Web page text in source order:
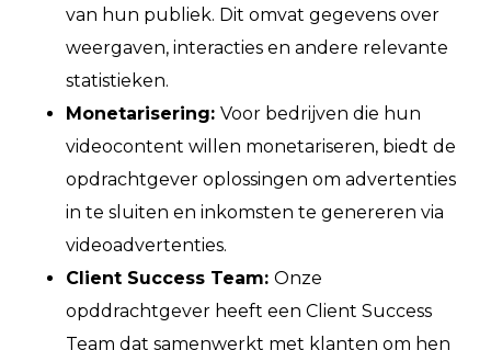
van hun publiek. Dit omvat gegevens over
weergaven, interacties en andere relevante
statistieken.
Monetarisering: Voor bedrijven die hun
videocontent willen monetariseren, biedt de
opdrachtgever oplossingen om advertenties
in te sluiten en inkomsten te genereren via
videoadvertenties.
Client Success Team: Onze
opddrachtgever heeft een Client Success
Team dat samenwerkt met klanten om hen